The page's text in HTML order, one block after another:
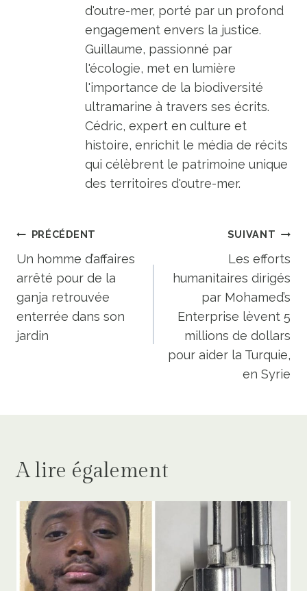
d'outre-mer, porté par un profond
engagement envers la justice.
Guillaume, passionné par
l'écologie, met en lumière
l'importance de la biodiversité
ultramarine à travers ses écrits.
Cédric, expert en culture et
histoire, enrichit le média de récits
qui célèbrent le patrimoine unique
des territoires d'outre-mer.
Navigation
de
l’article
PRÉCÉDENT
Un homme d’affaires
arrêté pour de la
ganja retrouvée
enterrée dans son
jardin
SUIVANT
Les efforts
humanitaires dirigés
par Mohamed’s
Enterprise lèvent 5
millions de dollars
pour aider la Turquie,
en Syrie
A lire également